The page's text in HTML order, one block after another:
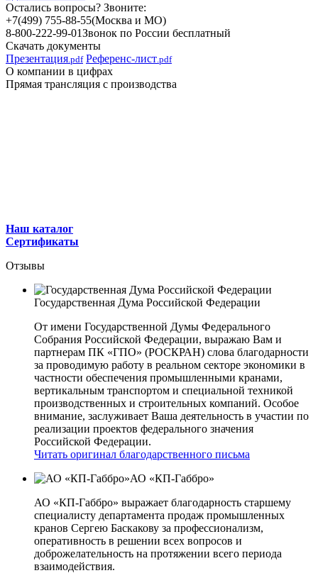
Остались вопросы? Звоните:
+7(499) 755-88-55(Москва и МО)
8-800-222-99-01Звонок по России бесплатный
Скачать документы
Презентация .pdf Референс-лист .pdf
О компании в цифрах
Прямая трансляция с производства
Наш каталог
Сертификаты
Отзывы
Государственная Дума Российской Федерации
От имени Государственной Думы Федерального
Собрания Российской Федерации, выражаю Вам и
партнерам ПК «ГПО» (РОСКРАН) слова благодарности
за проводимую работу в реальном секторе экономики в
частности обеспечения промышленными кранами,
вертикальным транспортом и специальной техникой
производственных и строительных компаний. Особое
внимание, заслуживает Ваша деятельность в участии по
реализации проектов федерального значения
Российской Федерации.
Читать оригинал благодарственного письма
АО «КП-Габбро»
АО «КП-Габбро» выражает благодарность старшему
специалисту департамента продаж промышленных
кранов Сергею Баскакову за профессионализм,
оперативность в решении всех вопросов и
доброжелательность на протяжении всего периода
взаимодействия.